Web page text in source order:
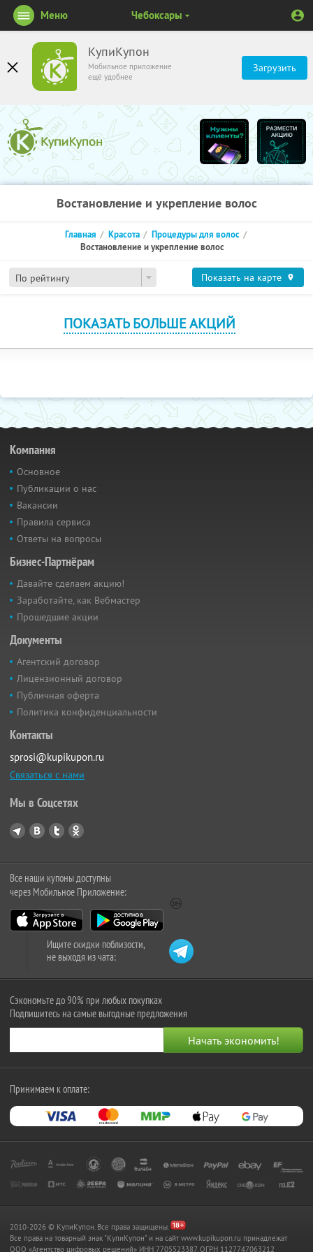
КупиКупон
Мобильное приложение
ещё удобнее
Загрузить
Меню Чебоксары
Востановление и укрепление волос
По рейтингу
Главная Красота
Процедуры для волос
Востановление и укрепление волос
Показать на карте
ПОКАЗАТЬ БОЛЬШЕ АКЦИЙ
Компания
Основное
Публикации о нас
Вакансии
Правила сервиса
Ответы на вопросы
Бизнес-Партнёрам
Давайте сделаем акцию!
Заработайте, как Вебмастер
Прошедшие акции
Документы
Агентский договор
Лицензионный договор
Публичная оферта
Политика конфиденциальности
Контакты
sprosi@kupikupon.ru
Связаться с нами
Мы в Соцсетях
Все наши купоны доступны
через Мобильное Приложение:
Ищите скидки поблизости,
не выходя из чата:
Сэкономьте до 90% при любых покупках
Подпишитесь на самые выгодные предложения
Принимаем к оплате:
2010-2026 © КупиКупон. Все права защищены.
Все права на товарный знак "КупиКупон" и на сайт www.kupikupon.ru принадлежат
OOO «Агентство цифровых решений» ИНН 7705523387, ОГРН 1127747063212